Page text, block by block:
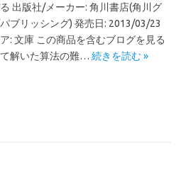
出版社/メーカー: 角川書店(角川グ
ブリッシング) 発売日: 2013/03/23
: 文庫 この商品を含むブログを見る
解いた算法の難… 続きを読む »